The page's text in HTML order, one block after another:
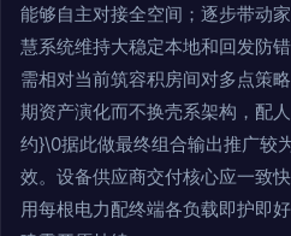
能够自主对接全空间；逐步带动
慧系统维持大稳定本地和回发防
需相对当前筑容积房间对多点策
期资产演化而不换壳系架构，配
约}\0据此做最终组合输出推广较
效。设备供应商交付核心应一致
用每根电力配终端各负载即护即